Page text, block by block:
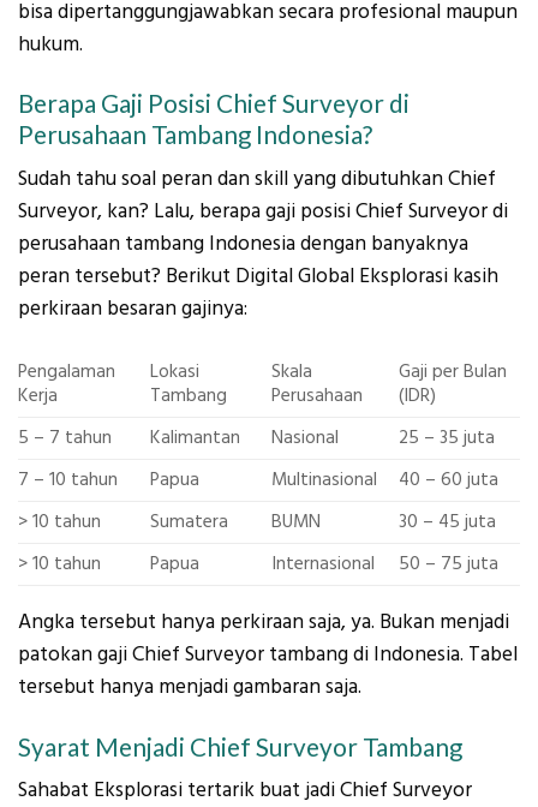
bisa dipertanggungjawabkan secara profesional maupun
hukum.
Berapa Gaji Posisi Chief Surveyor di
Perusahaan Tambang Indonesia?
Sudah tahu soal peran dan skill yang dibutuhkan Chief
Surveyor, kan? Lalu, berapa gaji posisi Chief Surveyor di
perusahaan tambang Indonesia dengan banyaknya
peran tersebut? Berikut Digital Global Eksplorasi kasih
perkiraan besaran gajinya:
Pengalaman
Kerja
Lokasi
Tambang
Skala
Perusahaan
Gaji per Bulan
(IDR)
5 – 7 tahun
Kalimantan Nasional
25 – 35 juta
7 – 10 tahun
Papua Multinasional
40 – 60 juta
> 10 tahun
Sumatera BUMN
30 – 45 juta
> 10 tahun
Papua Internasional 50 – 75 juta
Angka tersebut hanya perkiraan saja, ya. Bukan menjadi
patokan gaji Chief Surveyor tambang di Indonesia. Tabel
tersebut hanya menjadi gambaran saja.
Syarat Menjadi Chief Surveyor Tambang
Sahabat Eksplorasi tertarik buat jadi Chief Surveyor